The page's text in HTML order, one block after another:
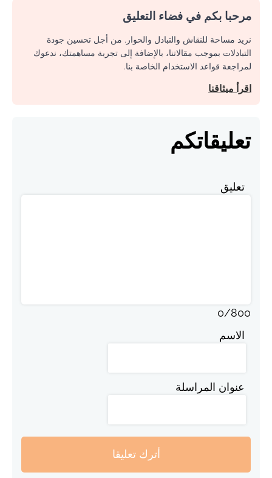
مرحبا بكم في فضاء التعليق
نريد مساحة للنقاش والتبادل والحوار. من أجل تحسين جودة
التبادلات بموجب مقالاتنا، بالإضافة إلى تجربة مساهمتك، ندعوك
لمراجعة قواعد الاستخدام الخاصة بنا.
اقرأ ميثاقنا
تعليقاتكم
تعليق
0/800
الاسم
عنوان المراسلة
أترك تعليقا